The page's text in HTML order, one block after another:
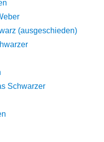
(ausgeschieden)
Schwarzer